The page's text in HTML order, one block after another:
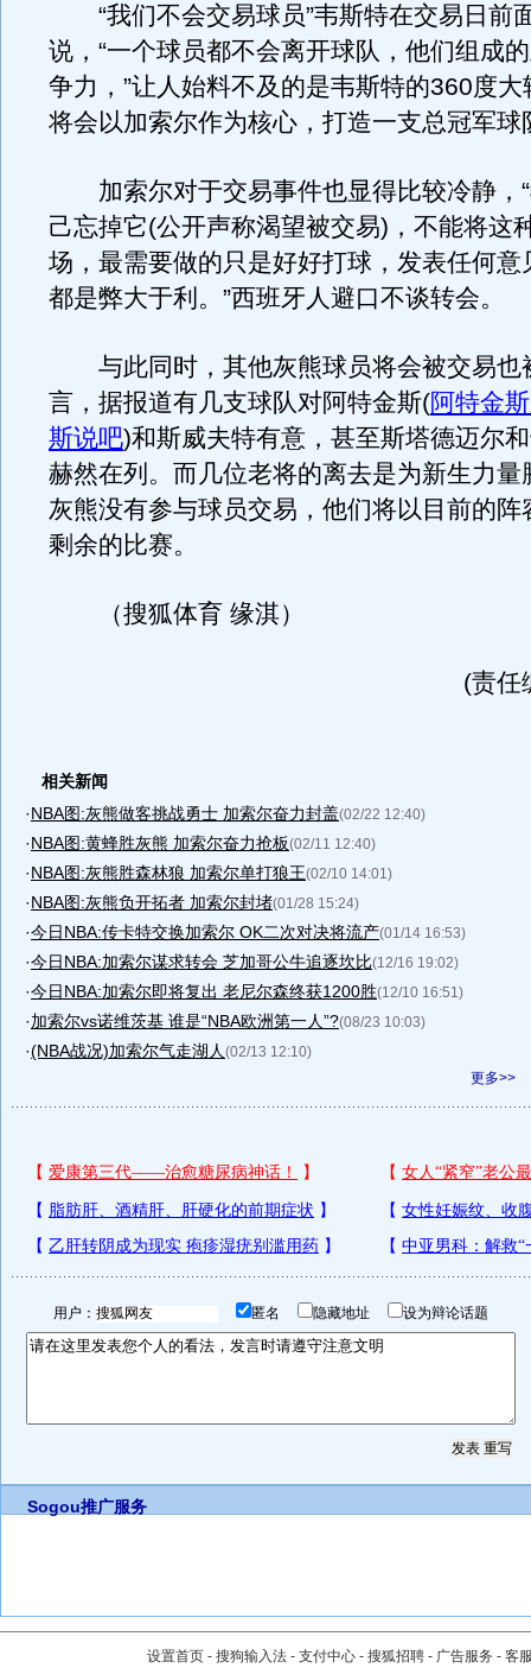
“我们不会交易球员”韦斯特在交易日前
说，“一个球员都不会离开球队，他们组成
争力，”让人始料不及的是韦斯特的360度大
将会以加索尔作为核心，打造一支总冠军球
加索尔对于交易事件也显得比较冷静，“
己忘掉它(公开声称渴望被交易)，不能将这
场，最需要做的只是好好打球，发表任何意
都是弊大于利。”西班牙人避口不谈转会。
与此同时，其他灰熊球员将会被交易也
言，据报道有几支球队对阿特金斯(阿特金
斯说吧)和斯威夫特有意，甚至斯塔德迈尔
赫然在列。而几位老将的离去是为新生力量
灰熊没有参与球员交易，他们将以目前的阵
剩余的比赛。
（搜狐体育 缘淇）
(责任
相关新闻
·NBA图:灰熊做客挑战勇士 加索尔奋力封盖(02/22 12:40)
·NBA图:黄蜂胜灰熊 加索尔奋力抢板(02/11 12:40)
·NBA图:灰熊胜森林狼 加索尔单打狼王(02/10 14:01)
·NBA图:灰熊负开拓者 加索尔封堵(01/28 15:24)
·今日NBA:传卡特交换加索尔 OK二次对决将流产(01/14 16:53)
·今日NBA:加索尔谋求转会 芝加哥公牛追逐坎比(12/16 19:02)
·今日NBA:加索尔即将复出 老尼尔森终获1200胜(12/10 16:51)
·加索尔vs诺维茨基 谁是“NBA欧洲第一人”?(08/23 10:03)
·(NBA战况)加索尔气走湖人 (02/13 12:10)
更多>>
用户： 匿名 隐藏地址 设为辩论话题
Sogou推广服务
设置首页 - 搜狗输入法 - 支付中心 - 搜狐招聘 - 广告服务 - 客